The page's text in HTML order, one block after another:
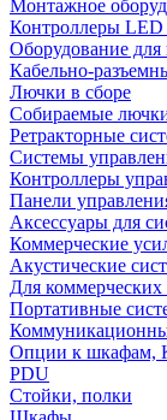
Монтажное
Контроллеры LED
Оборудование
Кабельно-
Лючки в сборе
Собираемые
Ретракторные
Системы
Контроллеры
Панели
Аксессуары для
Коммерческие
Акустические
Для коммерческих
Портативные
Опции к шкафам,
PDU
Стойки, полки